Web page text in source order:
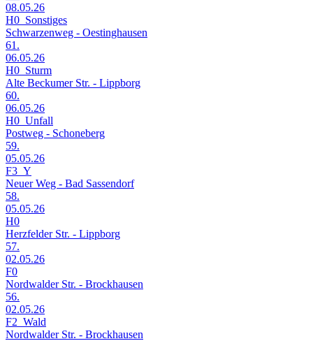
08.05.26
H0_Sonstiges
Schwarzenweg - Oestinghausen
61.
06.05.26
H0_Sturm
Alte Beckumer Str. - Lippborg
60.
06.05.26
H0_Unfall
Postweg - Schoneberg
59.
05.05.26
F3_Y
Neuer Weg - Bad Sassendorf
58.
05.05.26
H0
Herzfelder Str. - Lippborg
57.
02.05.26
F0
Nordwalder Str. - Brockhausen
56.
02.05.26
F2_Wald
Nordwalder Str. - Brockhausen